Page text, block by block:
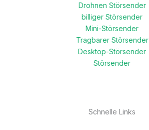
Drohnen Störsender
billiger Störsender
Mini-Störsender
Tragbarer Störsender
Desktop-Störsender
Störsender
Schnelle Links